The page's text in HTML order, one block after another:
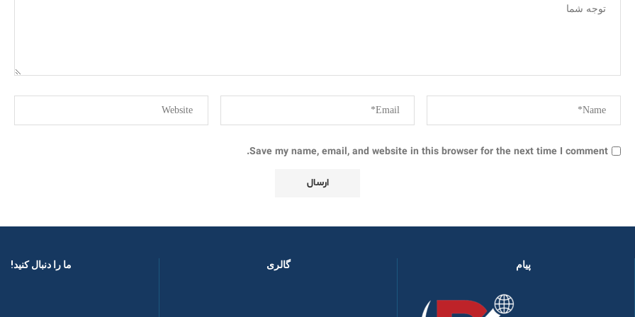
Save my name, email, and website in this browser for the next time I comment.
پیام گالری ما را دنبال کنید! ​